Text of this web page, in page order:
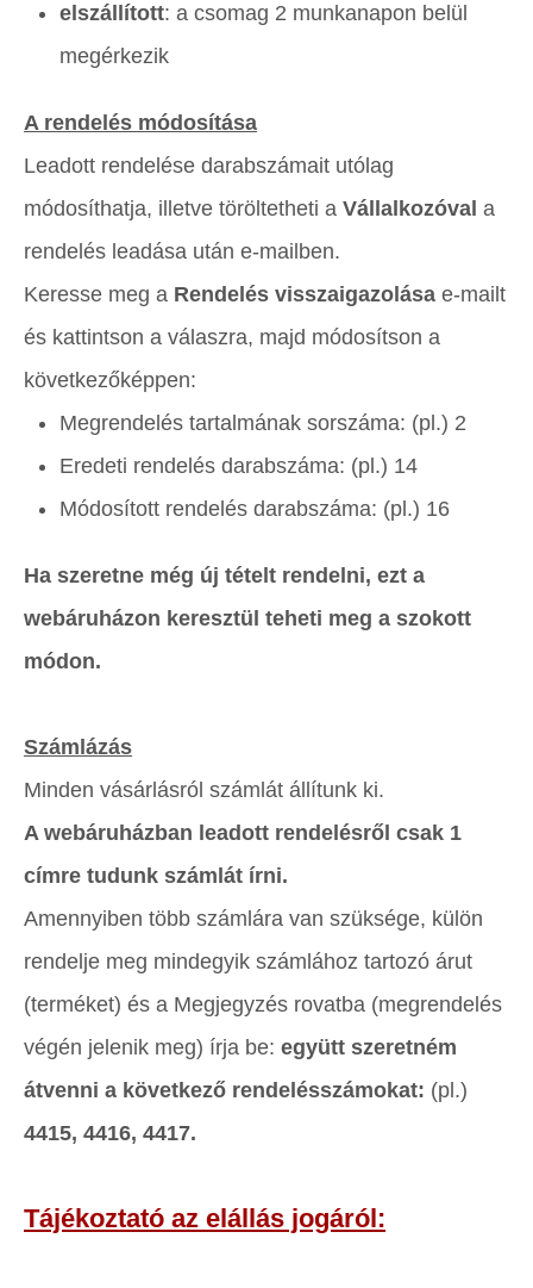
elszállított: a csomag 2 munkanapon belül
megérkezik
A rendelés módosítása
Leadott rendelése darabszámait utólag
módosíthatja, illetve töröltetheti a Vállalkozóval a
rendelés leadása után e-mailben.
Keresse meg a Rendelés visszaigazolása e-mailt
és kattintson a válaszra, majd módosítson a
következőképpen:
Megrendelés tartalmának sorszáma: (pl.) 2
Eredeti rendelés darabszáma: (pl.) 14
Módosított rendelés darabszáma: (pl.) 16
Ha szeretne még új tételt rendelni, ezt a
webáruházon keresztül teheti meg a szokott
módon.
Számlázás
Minden vásárlásról számlát állítunk ki.
A webáruházban leadott rendelésről csak 1
címre tudunk számlát írni.
Amennyiben több számlára van szüksége, külön
rendelje meg mindegyik számlához tartozó árut
(terméket) és a Megjegyzés rovatba (megrendelés
végén jelenik meg) írja be: együtt szeretném
átvenni a következő rendelésszámokat: (pl.)
4415, 4416, 4417.
Tájékoztató az elállás jogáról: